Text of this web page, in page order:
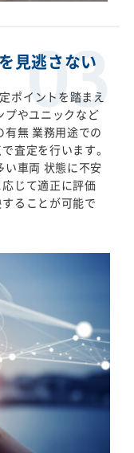
見逃さない
ポイントを踏まえ
プやユニックなど
無 業務用途での
査定を行います。
い車両 状態に不安
じて適正に評価
ることが可能で